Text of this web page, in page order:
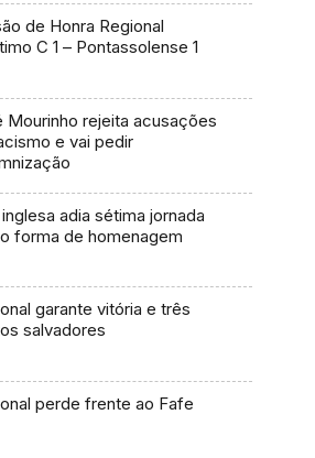
de Honra Regional
C 1 – Pontassolense 1
Mourinho rejeita acusações
e vai pedir
adia sétima jornada
forma de homenagem
garante vitória e três
salvadores
perde frente ao Fafe